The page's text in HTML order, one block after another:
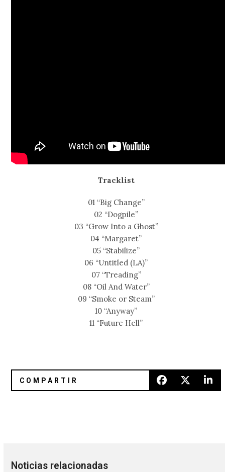
Tracklist
01 “Big Change”
02 “Dogpile”
03 “Grow Into a Ghost”
04 “Margaret”
05 “Stabilize”
06 “Untitled (LA)”
07 “Treading”
08 “Oil And Water”
09 “Smoke or Steam”
10 “Anyway”
11 “Future Hell”
Noticias relacionadas